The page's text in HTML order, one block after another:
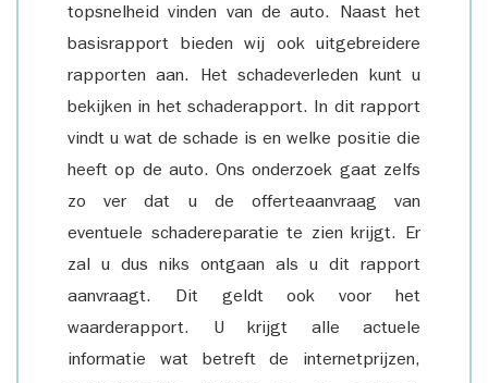
topsnelheid vinden van de auto. Naast het
basisrapport bieden wij ook uitgebreidere
rapporten aan. Het schadeverleden kunt u
bekijken in het schaderapport. In dit rapport
vindt u wat de schade is en welke positie die
heeft op de auto. Ons onderzoek gaat zelfs
zo ver dat u de offerteaanvraag van
eventuele schadereparatie te zien krijgt. Er
zal u dus niks ontgaan als u dit rapport
aanvraagt. Dit geldt ook voor het
waarderapport. U krijgt alle actuele
informatie wat betreft de internetprijzen,